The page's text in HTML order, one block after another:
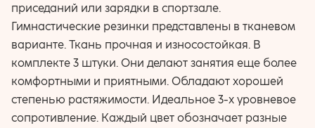
приседаний или зарядки в спортзале.
Гимнастические резинки представлены в тканевом
варианте. Ткань прочная и износостойкая. В
комплекте 3 штуки. Они делают занятия еще более
комфортными и приятными. Обладают хорошей
степенью растяжимости. Идеальное 3-х уровневое
сопротивление. Каждый цвет обозначает разные